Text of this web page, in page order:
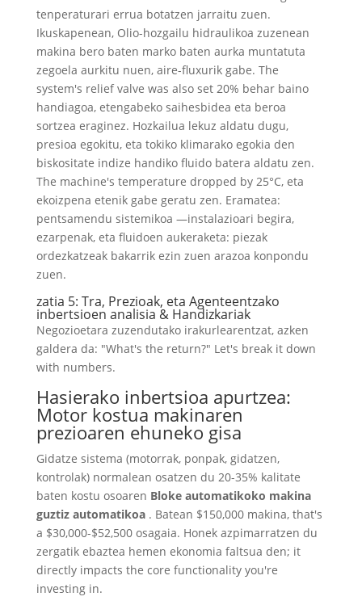
tenperaturari errua botatzen jarraitu zuen.
Ikuskapenean, Olio-hozgailu hidraulikoa zuzenean
makina bero baten marko baten aurka muntatuta
zegoela aurkitu nuen, aire-fluxurik gabe. The
system's relief valve was also set20% behar baino
handiagoa, etengabeko saihesbidea eta beroa
sortzea eraginez. Hozkailua lekuz aldatu dugu,
presioa egokitu, eta tokiko klimarako egokia den
biskositate indize handiko fluido batera aldatu zen.
The machine's temperature dropped by 25°C, eta
ekoizpena etenik gabe geratu zen. Eramatea:
pentsamendu sistemikoa —instalazioari begira,
ezarpenak, eta fluidoen aukeraketa: piezak
ordezkatzeak bakarrik ezin zuen arazoa konpondu
zuen.
zatia 5: Tra, Prezioak, eta Agenteentzako
inbertsioen analisia & Handizkariak
Negozioetara zuzendutako irakurlearentzat, azken
galdera da: "What's the return?" Let's break it down
with numbers.
Hasierako inbertsioa apurtzea:
Motor kostua makinaren
prezioaren ehuneko gisa
Gidatze sistema (motorrak, ponpak, gidatzen,
kontrolak) normalean osatzen du 20-35% kalitate
baten kostu osoaren Bloke automatikoko makina
guztiz automatikoa . Batean $150,000 makina, that's
a $30,000-$52,500 osagaia. Honek azpimarratzen du
zergatik ebaztea hemen ekonomia faltsua den; it
directly impacts the core functionality you're
investing in.